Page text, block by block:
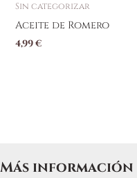
Sin categorizar
Aceite de Romero
4,99€
Más información